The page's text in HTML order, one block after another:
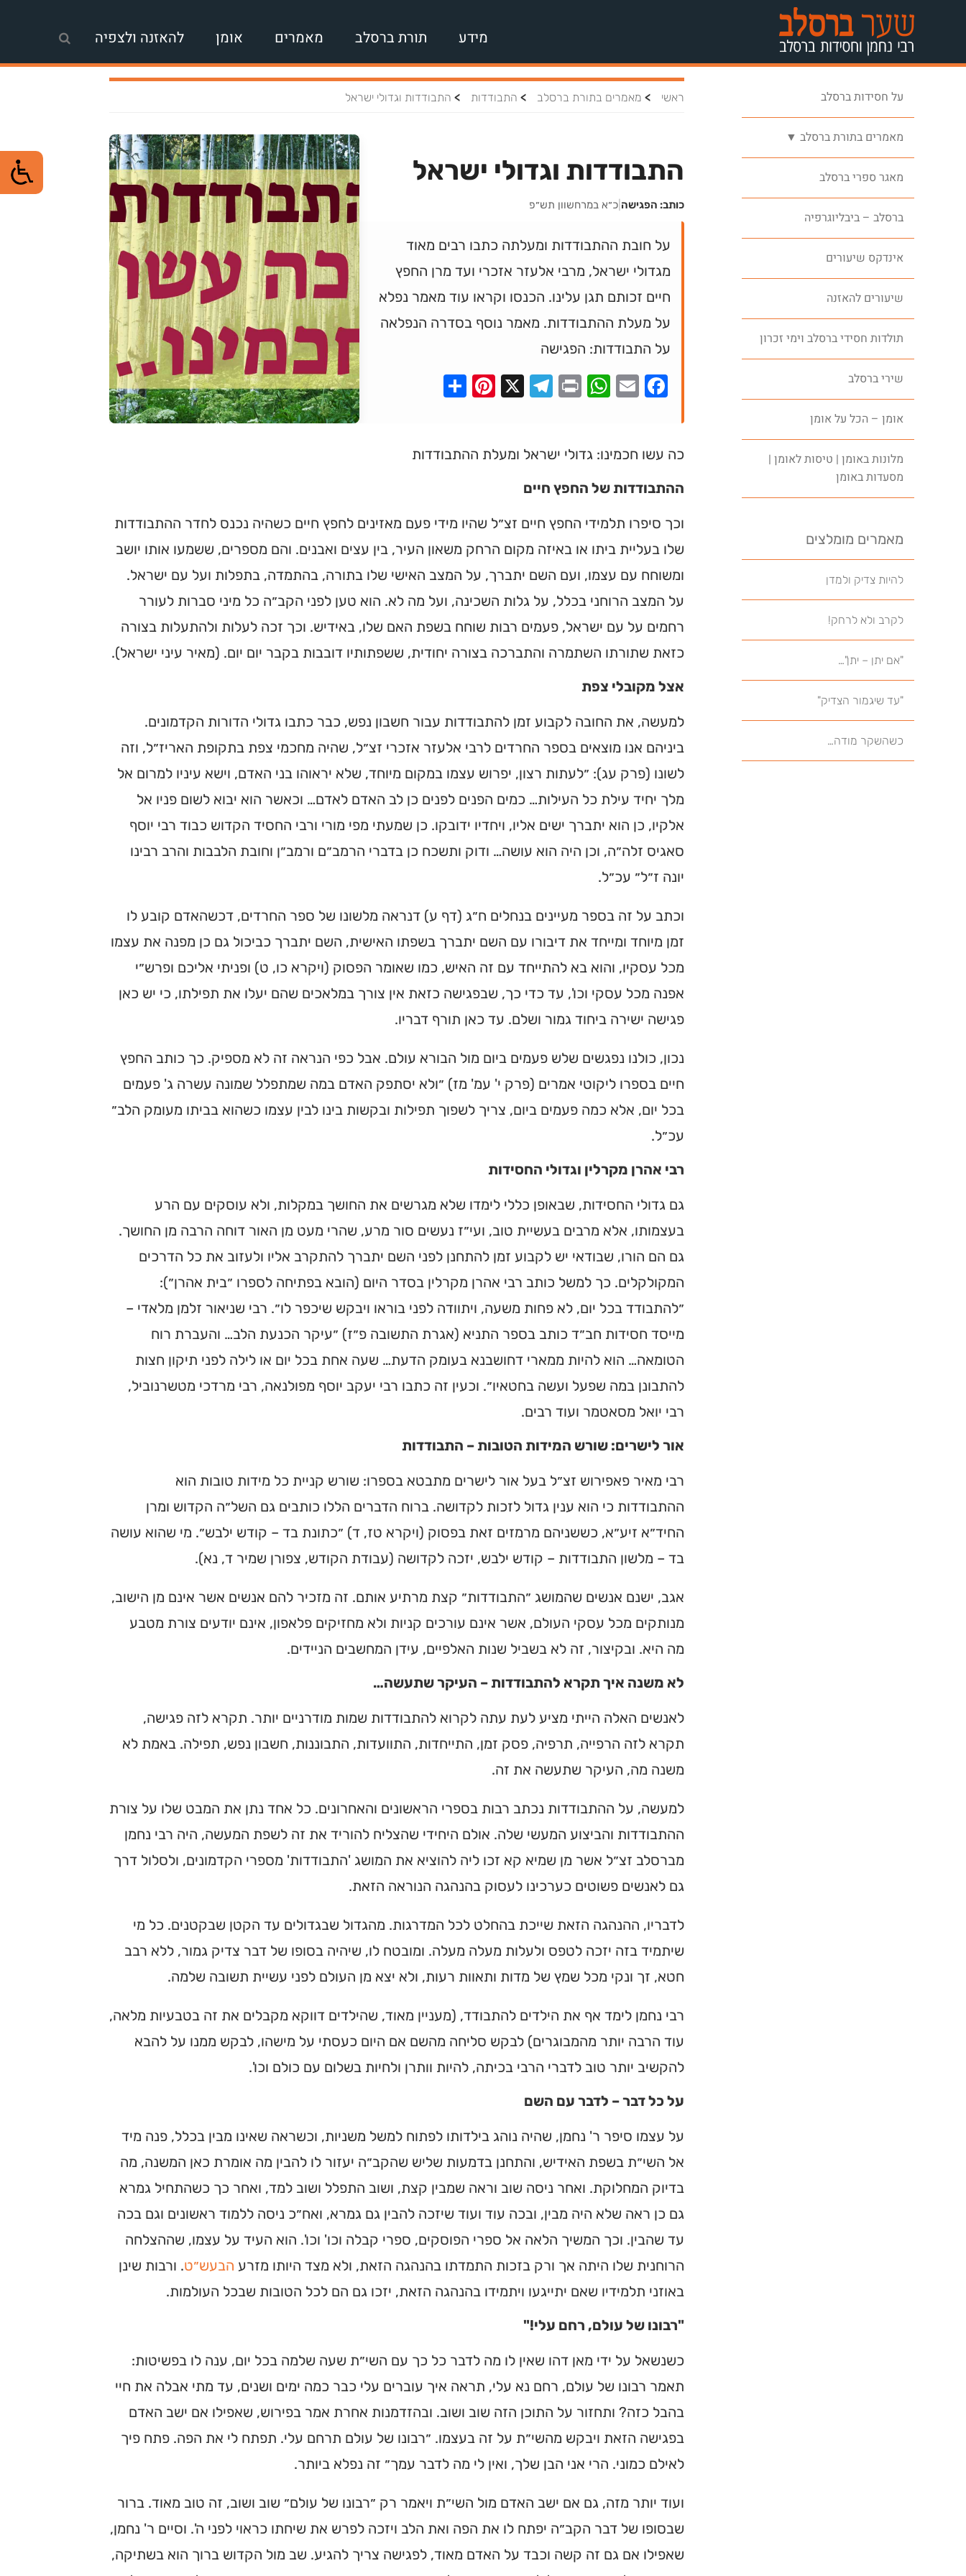
מידע תורת ברסלב מאמרים אומן להאזנה ולצפיה
על חסידות ברסלב
מאמרים בתורת ברסלב ▼
מאגר ספרי ברסלב
ברסלב – ביבליוגרפיה
אינדקס שיעורים
שיעורים להאזנה
תולדות חסידי ברסלב וימי זכרון
שירי ברסלב
אומן – הכל על אומן
מלונות באומן | טיסות לאומן |
מסעדות באומן
מאמרים מומלצים
להיות צדיק ולמדן
לקרב ולא לרחק!
"אם יתן – יתן"…
"עד שיגמור הצדיק"
כשהשקר מודה…
ראשי > מאמרים בתורת ברסלב > התבודדות > התבודדות וגדולי ישראל
התבודדות וגדולי ישראל
כותב: הפגישה כ״א במרחשוון תש״פ
על חובת ההתבודדות ומעלתה כתבו רבים מאוד
מגדולי ישראל, מרבי אלעזר אזכרי ועד מרן החפץ
חיים זכותם תגן עלינו. הכנסו וקראו עוד מאמר נפלא
על מעלת ההתבודדות. מאמר נוסף בסדרה הנפלאה
על התבודדות: הפגישה
Facebook
Email
WhatsApp
Print
Telegram
X
Pinterest
כה עשו חכמינו: גדולי ישראל ומעלת ההתבודדות
ההתבודדות של החפץ חיים
וכך סיפרו תלמידי החפץ חיים זצ״ל שהיו מידי פעם מאזינים לחפץ חיים כשהיה נכנס לחדר ההתבודדות
שלו בעליית ביתו או באיזה מקום הרחק משאון העיר, בין עצים ואבנים. והם מספרים, ששמעו אותו יושב
ומשוחח עם עצמו, ועם השם יתברך, על המצב האישי שלו בתורה, בהתמדה, בתפלות ועל עם ישראל.
על המצב הרוחני בכלל, על גלות השכינה, ועל מה לא. הוא טען לפני הקב״ה כל מיני סברות לעורר
רחמים על עם ישראל, פעמים רבות שוחח בשפת האם שלו, באידיש. וכך זכה לעלות ולהתעלות בצורה
כזאת שתורתו השתמרה והתברכה בצורה יחודית, ששפתותיו דובבות בקבר יום יום. (מאיר עיני ישראל).
אצל מקובלי צפת
למעשה, את החובה לקבוע זמן להתבודדות עבור חשבון נפש, כבר כתבו גדולי הדורות הקדמונים.
ביניהם אנו מוצאים בספר החרדים לרבי אלעזר אזכרי זצ״ל, שהיה מחכמי צפת בתקופת האריז״ל, וזה
לשונו (פרק עג): ״לעתות רצון, יפרוש עצמו במקום מיוחד, שלא יראוהו בני האדם, וישא עיניו למרום אל
מלך יחיד עילת כל העילות… כמים הפנים לפנים כן לב האדם לאדם… וכאשר הוא יבוא לשום פניו אל
אלקיו, כן הוא יתברך ישים אליו, ויחדיו ידובקו. כן שמעתי מפי מורי ורבי החסיד הקדוש כבוד רבי יוסף
סאגיס זלה״ה, וכן היה הוא עושה… ודוק ותשכח כן בדברי הרמב״ם ורמב״ן וחובת הלבבות והרב רבינו
יונה ז״ל״ עכ״ל.
וכתב על זה בספר מעיינים בנחלים ח״ג (דף ע) דנראה מלשונו של ספר החרדים, דכשהאדם קובע לו
זמן מיוחד ומייחד את דיבורו עם השם יתברך בשפתו האישית, השם יתברך כביכול גם כן מפנה את עצמו
מכל עסקיו, והוא בא להתייחד עם זה האיש, כמו שאומר הפסוק (ויקרא כו, ט) ופניתי אליכם ופרש״י
אפנה מכל עסקי וכו', עד כדי כך, שבפגישה כזאת אין צורך במלאכים שהם יעלו את תפילתו, כי יש כאן
פגישה ישירה ביחוד גמור ושלם. עד כאן תורף דבריו.
נכון, כולנו נפגשים שלש פעמים ביום מול הבורא עולם. אבל כפי הנראה זה לא מספיק. כך כותב החפץ
חיים בספרו ליקוטי אמרים (פרק י' עמ' מז) ״ולא יסתפק האדם במה שמתפלל שמונה עשרה ג' פעמים
בכל יום, אלא כמה פעמים ביום, צריך לשפוך תפילות ובקשות בינו לבין עצמו כשהוא בביתו מעומק הלב״
עכ״ל.
רבי אהרן מקרלין וגדולי החסידות
גם גדולי החסידות, שבאופן כללי לימדו שלא מגרשים את החושך במקלות, ולא עוסקים עם הרע
בעצמותו, אלא מרבים בעשיית טוב, ועי״ז נעשים סור מרע, שהרי מעט מן האור דוחה הרבה מן החושך.
גם הם הורו, שבודאי יש לקבוע זמן להתחנן לפני השם יתברך להתקרב אליו ולעזוב את כל הדרכים
המקולקלים. כך למשל כותב רבי אהרן מקרלין בסדר היום (הובא בפתיחה לספרו ״בית אהרן״):
״להתבודד בכל יום, לא פחות משעה, ויתוודה לפני בוראו ויבקש שיכפר לו״. רבי שניאור זלמן מלאדי –
מייסד חסידות חב״ד כותב בספר התניא (אגרת התשובה פ״ז) ״עיקר הכנעת הלב… והעברת רוח
הטומאה… הוא להיות ממארי דחושבנא בעומק הדעת… שעה אחת בכל יום או לילה לפני תיקון חצות
להתבונן במה שפעל ועשה בחטאיו״. וכעין זה כתבו רבי יעקב יוסף מפולנאה, רבי מרדכי מטשרנוביל,
רבי יואל מסאטמר ועוד רבים.
אור לישרים: שורש המידות הטובות – התבודדות
רבי מאיר פאפירוש זצ״ל בעל אור לישרים מתבטא בספרו: שורש קניית כל מידות טובות הוא
ההתבודדות כי הוא ענין גדול לזכות לקדושה. ברוח הדברים הללו כותבים גם השל״ה הקדוש ומרן
החיד״א זיע״א, כששניהם מרמזים זאת בפסוק (ויקרא טז, ד) ״כתונת בד – קודש ילבש״. מי שהוא עושה
בד – מלשון התבודדות – קודש ילבש, יזכה לקדושה (עבודת הקודש, צפורן שמיר ד, נא).
אגב, ישנם אנשים שהמושג ״התבודדות״ קצת מרתיע אותם. זה מזכיר להם אנשים אשר אינם מן הישוב,
מנותקים מכל עסקי העולם, אשר אינם עורכים קניות ולא מחזיקים פלאפון, אינם יודעים צורת מטבע
מה היא. ובקיצור, זה לא בשביל שנות האלפיים, עידן המחשבים הניידים.
לא משנה איך תקרא להתבודדות – העיקר שתעשה…
לאנשים האלה הייתי מציע לעת עתה לקרוא להתבודדות שמות מודרניים יותר. תקרא לזה פגישה,
תקרא לזה הרפייה, תרפיה, פסק זמן, התייחדות, התוועדות, התבוננות, חשבון נפש, תפילה. באמת לא
משנה מה, העיקר שתעשה את זה.
למעשה, על ההתבודדות נכתב רבות בספרי הראשונים והאחרונים. כל אחד נתן את המבט שלו על צורת
ההתבודדות והביצוע המעשי שלה. אולם היחידי שהצליח להוריד את זה לשפת המעשה, היה רבי נחמן
מברסלב זצ״ל אשר מן שמיא קא זכו ליה להוציא את המושג 'התבודדות' מספרי הקדמונים, ולסלול דרך
גם לאנשים פשוטים כערכינו לעסוק בהנהגה הנוראה הזאת.
לדבריו, ההנהגה הזאת שייכת בהחלט לכל המדרגות. מהגדול שבגדולים עד הקטן שבקטנים. כל מי
שיתמיד בזה יזכה לטפס ולעלות מעלה מעלה. ומובטח לו, שיהיה בסופו של דבר צדיק גמור, ללא רבב
חטא, זך ונקי מכל שמץ של מדות ותאוות רעות, ולא יצא מן העולם לפני עשיית תשובה שלמה.
רבי נחמן לימד אף את הילדים להתבודד, (מעניין מאוד, שהילדים דווקא מקבלים את זה בטבעיות מלאה,
עוד הרבה יותר מהמבוגרים) לבקש סליחה מהשם אם היום כעסתי על מישהו, לבקש ממנו על להבא
להקשיב יותר טוב לדברי הרבי בכיתה, להיות וותרן ולחיות בשלום עם כולם וכו'.
על כל דבר – לדבר עם השם
על עצמו סיפר ר' נחמן, שהיה נוהג בילדותו לפתוח למשל משניות, וכשראה שאינו מבין בכלל, פנה מיד
אל השי״ת בשפת האידיש, והתחנן בדמעות שליש שהקב״ה יעזור לו להבין מה אומרת כאן המשנה, מה
בדיוק המחלוקת. ואחר ניסה שוב וראה שמבין קצת, ושוב התפלל ושוב למד, ואחר כך כשהתחיל גמרא
גם כן ראה שלא היה מבין, ובכה עוד ועוד שיזכה להבין גם גמרא, ואח״כ ניסה ללמוד ראשונים וגם בכה
עד שהבין. וכך המשיך הלאה אל ספרי הפוסקים, ספרי קבלה וכו' וכו'. הוא העיד על עצמו, שההצלחה
הרוחנית שלו היתה אך ורק בזכות התמדתו בהנהגה הזאת, ולא מצד היותו מזרע הבעש״ט. ורבות שינן
באוזני תלמידיו שאם יתייגעו ויתמידו בהנהגה הזאת, יזכו גם הם לכל הטובות שבכל העולמות.
"רבונו של עולם, רחם עלי!"
כשנשאל על ידי מאן דהו שאין לו מה לדבר כל כך עם השי״ת שעה שלמה בכל יום, ענה לו בפשיטות:
תאמר רבונו של עולם, רחם נא עלי, תראה איך עוברים עלי כבר כמה ימים ושנים, עד מתי אבלה את חיי
בהבל כזה? ותחזור על התוכן הזה שוב ושוב. ובהזדמנות אחרת אמר בפירוש, שאפילו אם ישב האדם
בפגישה הזאת ויבקש מהשי״ת על זה בעצמו. ״רבונו של עולם תרחם עלי. תפתח לי את הפה. פתח פיך
לאילם כמוני. הרי אני הבן שלך, ואין לי מה לדבר עמך״ זה נפלא ביותר.
ועוד יותר מזה, גם אם ישב האדם מול השי״ת ויאמר רק ״רבונו של עולם״ שוב ושוב, זה טוב מאוד. ברור
שבסופו של דבר הקב״ה יפתח לו את הפה ואת הלב ויזכה לפרש את שיחתו כראוי לפני ה'. וסיים ר' נחמן,
שאפילו אם גם זה קשה וכבד על האדם מאוד, לפגישה צריך להגיע. שב מול הקדוש ברוך הוא בשתיקה,
מחפשים בית כנסת או
ברסלב בארץ ובעולם! מצאו זמני תפילות, שיעורי
תורה, כתובות ודרכי הגעה בלחיצת כפתור.
לכניסה לאינדקס ➔